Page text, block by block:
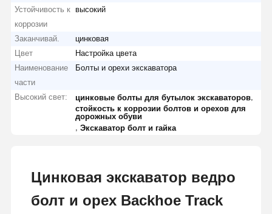
Устойчивость к
коррозии
высокий
Заканчивай.
цинковая
Цвет
Настройка цвета
Наименование
части
Болты и орехи экскаватора
Высокий свет: цинковые болты для бутылок экскаваторов
стойкость к коррозии болтов и орехов для
дорожных обуви
,Экскаватор болт и гайка
Цинковая экскаватор ведро
болт и орех Backhoe Track